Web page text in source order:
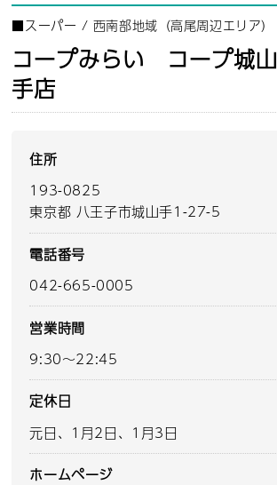
■スーパー / 西南部地域（高尾周辺エリア）
コープみらい コープ城山
手店
住所
193-0825
東京都 八王子市城山手1-27-5
電話番号
042-665-0005
営業時間
9:30～22:45
定休日
元日、1月2日、1月3日
ホームページ